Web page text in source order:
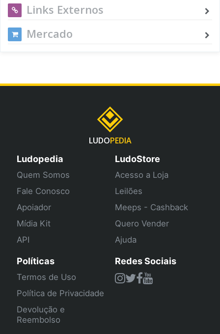
Links Externos
Mercado
LUDOPEDIA
Ludopedia
Quem Somos
Fale Conosco
Apoiador
Mídia Kit
API
LudoStore
Acesso a Loja
Leilões
Meeps - Cashback
Quero Vender
Ajuda
Políticas
Termos de Uso
Política de Privacidade
Devolução e
Reembolso
Redes Sociais